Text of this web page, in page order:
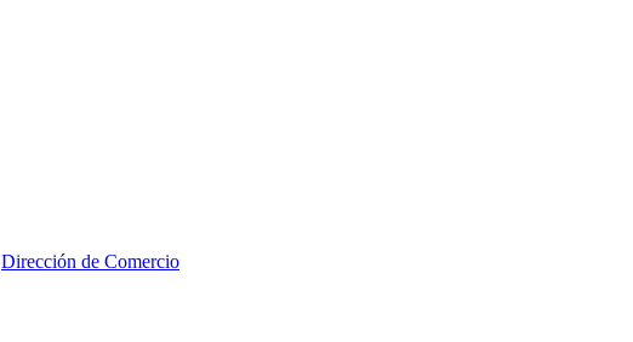
Dirección de Comercio